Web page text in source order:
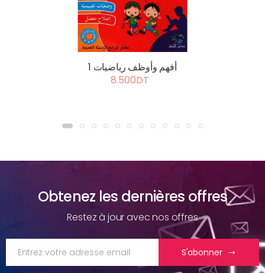
أفهم وأوظف رياضيات 1
8.500DT
Obtenez les dernières offres
Restez à jour avec nos offres
S'abonner